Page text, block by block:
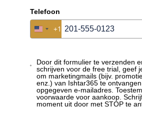
Datagrid en Flow Automation
Lees meer »
Telefoon
United States +1
+1
Door dit formulier te verzenden
schrijven voor de free trial, geef
om marketingmails (bijv.
enz.) van Ishtar365 te
opgegeven e-mailadres.
voorwaarde voor aankoop.
moment uit door met STOP te